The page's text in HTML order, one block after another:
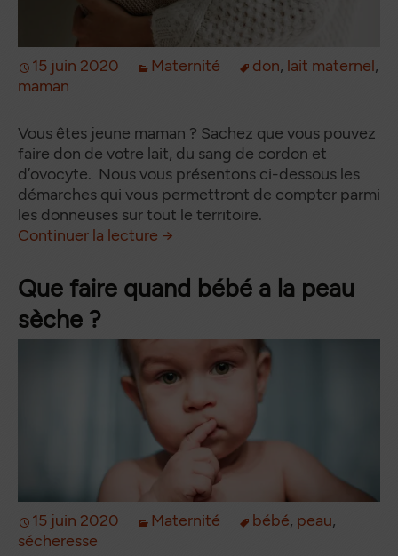
15 juin 2020 Maternité don, lait maternel,
maman
Vous êtes jeune maman ? Sachez que vous pouvez
faire don de votre lait, du sang de cordon et
d’ovocyte. Nous vous présentons ci-dessous les
démarches qui vous permettront de compter parmi
les donneuses sur tout le territoire.
Continuer la lecture de
→
Que faire quand bébé a la peau
sèche ?
15 juin 2020 Maternité bébé, peau,
sécheresse